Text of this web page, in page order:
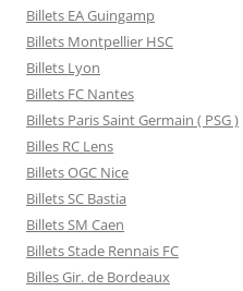
Billets EA Guingamp
Billets Montpellier HSC
Billets Lyon
Billets FC Nantes
Billets Paris Saint Germain ( PSG )
Billes RC Lens
Billets OGC Nice
Billets SC Bastia
Billets SM Caen
Billets Stade Rennais FC
Billes Gir. de Bordeaux